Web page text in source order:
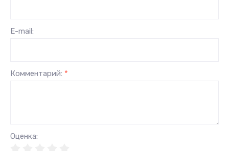
E-mail:
Комментарий: *
Оценка: